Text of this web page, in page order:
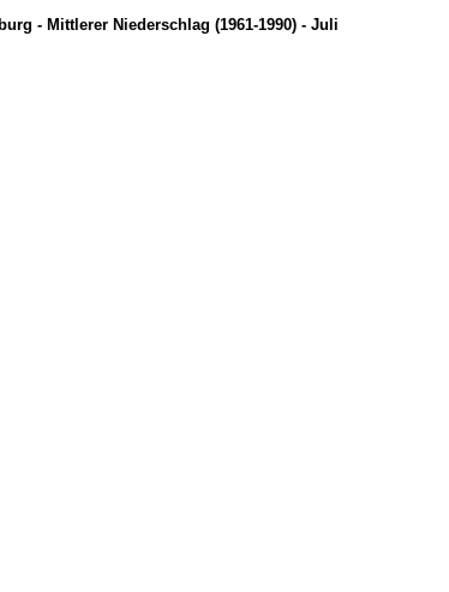
- Mittlerer Niederschlag (1961-1990) - Juli